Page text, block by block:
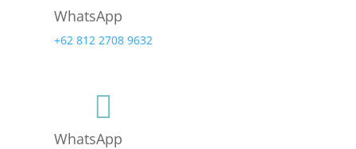
WhatsApp
+62 812 2708 9632

WhatsApp